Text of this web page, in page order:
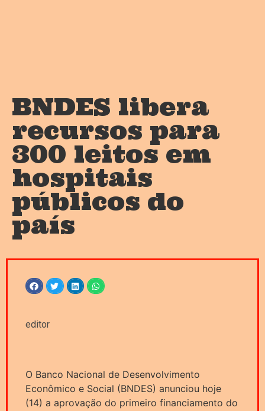
BNDES libera
recursos para
300 leitos em
hospitais
públicos do
país
editor
O Banco Nacional de Desenvolvimento
Econômico e Social (BNDES) anunciou hoje
(14) a aprovação do primeiro financiamento do